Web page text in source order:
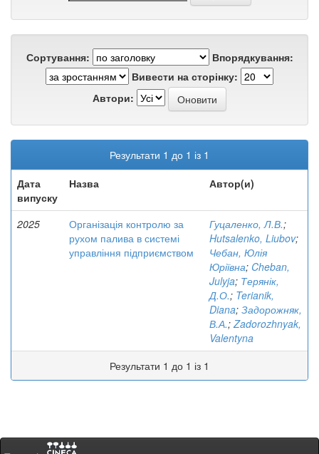
Сортування:
Впорядкування:
Вивести на сторінку:
Автори:
Результати 1 до 1 із 1
Дата
випуску
Назва Автор(и)
2025
Організація контролю за
рухом палива в системі
управління підприємством
Гуцаленко, Л.В.;
Hutsalenko, Liubov;
Чебан, Юлія
Юріївна; Cheban,
Julyja; Терянік,
Д.О.; Terianik,
Diana; Задорожняк,
В.А.;Zadorozhnyak,
Valentyna
Результати 1 до 1 із 1